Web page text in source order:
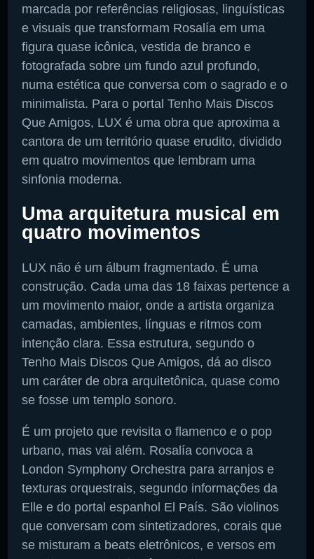
marcada por referências religiosas, linguísticas
e visuais que transformam Rosalía em uma
figura quase icônica, vestida de branco e
fotografada sobre um fundo azul profundo,
numa estética que conversa com o sagrado e o
minimalista. Para o portal Tenho Mais Discos
Que Amigos, LUX é uma obra que aproxima a
cantora de um território quase erudito, dividido
em quatro movimentos que lembram uma
sinfonia moderna.
Uma arquitetura musical em
quatro movimentos
LUX não é um álbum fragmentado. É uma
construção. Cada uma das 18 faixas pertence a
um movimento maior, onde a artista organiza
camadas, ambientes, línguas e ritmos com
intenção clara. Essa estrutura, segundo o
Tenho Mais Discos Que Amigos, dá ao disco
um caráter de obra arquitetônica, quase como
se fosse um templo sonoro.
É um projeto que revisita o flamenco e o pop
urbano, mas vai além. Rosalía convoca a
London Symphony Orchestra para arranjos e
texturas orquestrais, segundo informações da
Elle e do portal espanhol El País. São violinos
que conversam com sintetizadores, corais que
se misturam a beats eletrônicos, e versos em